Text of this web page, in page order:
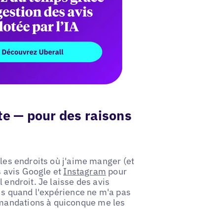
— pour des raisons
endroits où j'aime manger (et
avis Google et Instagram pour
endroit. Je laisse des avis
quand l'expérience ne m'a pas
à quiconque me les